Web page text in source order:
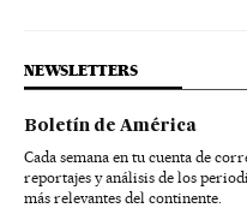
NEWSLETTERS
Boletín de América
Cada semana en tu cuenta de
reportajes y análisis de los
más relevantes del continente.